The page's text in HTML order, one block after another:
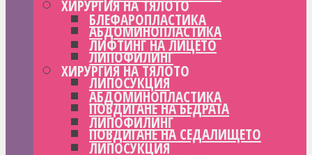
ХИРУРГИЯ НА ТЯЛОТО
АБДОМИНОПЛАСТИКА
ЛИПОФИЛИНГ
ЛИПОСУКЦИЯ
ПОВДИГАНЕ НА БЕДРАТА
ПОВДИГАНЕ НА СЕДАЛИЩЕТО
БЛЕФАРОПЛАСТИКА
ЛИФТИНГ НА ЛИЦЕТО
ХИРУРГИЯ НА ТЯЛОТО
АБДОМИНОПЛАСТИКА
ЛИПОФИЛИНГ
ЛИПОСУКЦИЯ